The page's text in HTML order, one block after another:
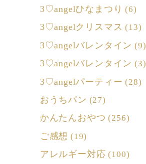
3♡angelひなまつり (6)
3♡angelクリスマス (13)
3♡angelバレンタイン (9)
3♡angelバレンタイン (3)
3♡angelパーティー (28)
おうちパン (27)
かんたんおやつ (256)
ご感想 (19)
アレルギー対応 (100)